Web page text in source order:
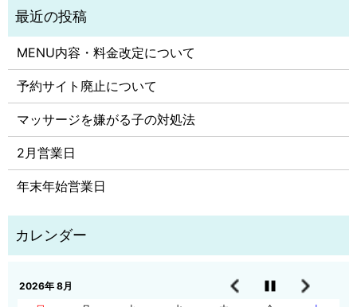
MENU内容・料金改定について
予約サイト廃止について
マッサージを嫌がる子の対処法
2月営業日
年末年始営業日
2026年 8月